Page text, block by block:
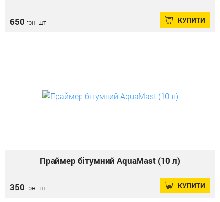
650 грн. шт. КУПИТИ
Праймер бітумний AquaMast (10 л)
350 грн. шт. КУПИТИ